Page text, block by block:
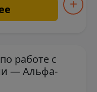
работе с
— Альфа-